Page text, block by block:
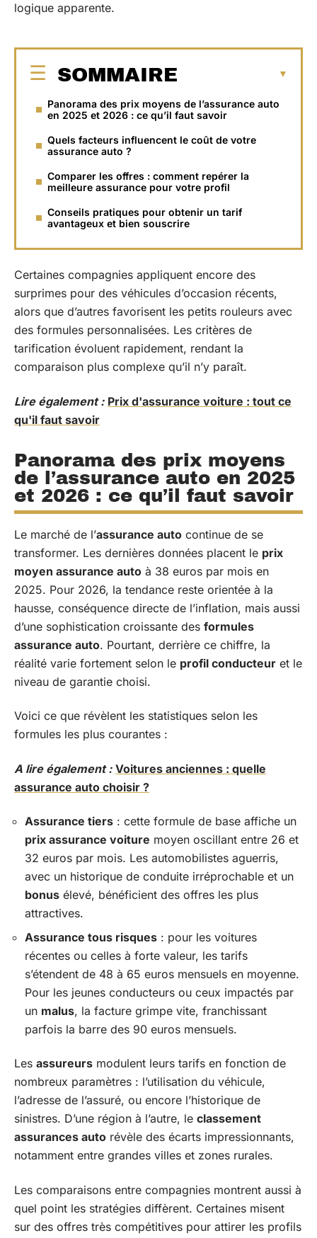
logique apparente.
SOMMAIRE
Panorama des prix moyens de l’assurance auto
en 2025 et 2026 : ce qu’il faut savoir
Quels facteurs influencent le coût de votre
assurance auto ?
Comparer les offres : comment repérer la
meilleure assurance pour votre profil
Conseils pratiques pour obtenir un tarif
avantageux et bien souscrire
Certaines compagnies appliquent encore des
surprimes pour des véhicules d’occasion récents,
alors que d’autres favorisent les petits rouleurs avec
des formules personnalisées. Les critères de
tarification évoluent rapidement, rendant la
comparaison plus complexe qu’il n’y paraît.
Lire également : Prix d'assurance voiture : tout ce
qu'il faut savoir
Panorama des prix moyens
de l’assurance auto en 2025
et 2026 : ce qu’il faut savoir
Le marché de l’assurance auto continue de se
transformer. Les dernières données placent le prix
moyen assurance auto à 38 euros par mois en
2025. Pour 2026, la tendance reste orientée à la
hausse, conséquence directe de l’inflation, mais aussi
d’une sophistication croissante des formules
assurance auto. Pourtant, derrière ce chiffre, la
réalité varie fortement selon le profil conducteur et le
niveau de garantie choisi.
Voici ce que révèlent les statistiques selon les
formules les plus courantes :
A lire également : Voitures anciennes : quelle
assurance auto choisir ?
Assurance tiers : cette formule de base affiche un
prix assurance voiture moyen oscillant entre 26 et
32 euros par mois. Les automobilistes aguerris,
avec un historique de conduite irréprochable et un
bonus élevé, bénéficient des offres les plus
attractives.
Assurance tous risques : pour les voitures
récentes ou celles à forte valeur, les tarifs
s’étendent de 48 à 65 euros mensuels en moyenne.
Pour les jeunes conducteurs ou ceux impactés par
un malus, la facture grimpe vite, franchissant
parfois la barre des 90 euros mensuels.
Les assureurs modulent leurs tarifs en fonction de
nombreux paramètres : l’utilisation du véhicule,
l’adresse de l’assuré, ou encore l’historique de
sinistres. D’une région à l’autre, le classement
assurances auto révèle des écarts impressionnants,
notamment entre grandes villes et zones rurales.
Les comparaisons entre compagnies montrent aussi à
quel point les stratégies diffèrent. Certaines misent
sur des offres très compétitives pour attirer les profils